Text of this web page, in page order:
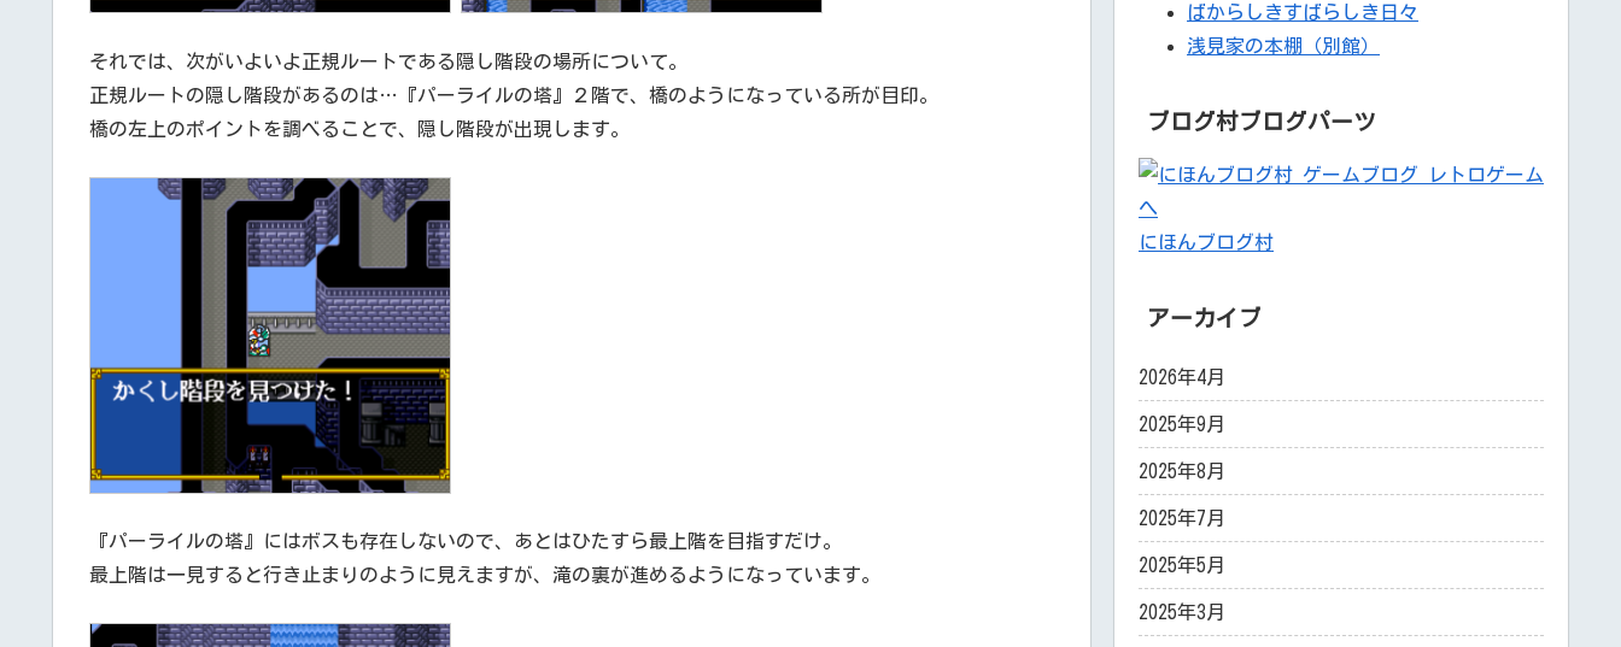
それでは、次がいよいよ正規ルートである隠し階段の場所について。
正規ルートの隠し階段があるのは…『パーライルの塔』２階で、橋のようになっている所が目印。
橋の左上のポイントを調べることで、隠し階段が出現します。
『パーライルの塔』にはボスも存在しないので、あとはひたすら最上階を目指すだけ。
最上階は一見すると行き止まりのように見えますが、滝の裏が進めるようになっています。
ばからしきすばらしき日々
浅見家の本棚（別館）
ブログ村ブログパーツ
にほんブログ村
アーカイブ
2026年4月
2025年9月
2025年8月
2025年7月
2025年5月
2025年3月